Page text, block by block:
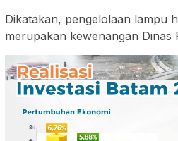
Dikatakan, pengelolaan lampu
merupakan kewenangan Dinas